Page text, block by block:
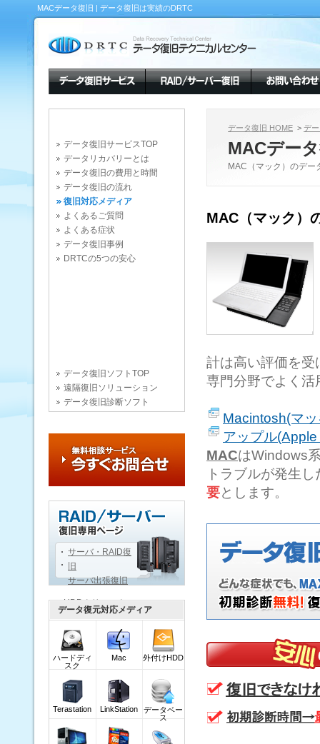
MACデータ復旧 | データ復旧は実績のDRTC
データ復旧サービスTOP
データリカバリーとは
データ復旧の費用と時間
データ復旧の流れ
復旧対応メディア
よくあるご質問
よくある症状
データ復旧事例
DRTCの5つの安心
データ復旧ソフトTOP
遠隔復旧ソリューション
データ復旧診断ソフト
HDDクリニック
データ復旧用語辞典
データ復旧技術文書
ダウンロード(DOWNLOAD)
業界関連ニュース
データ復旧 HOME > デ
MACデー
MAC（マック）のデー
MAC（マック）
計は高い評価を受
専門分野でよく活
Macintosh(マ
アップル
MACはWindows
トラブルが発生
要とします。
サーバ・RAID復
旧
サーバ出張復旧
データ復元対応メディア
ハードディ
スク
Mac 外付けHDD
Terastation LinkStation
データベー
ス